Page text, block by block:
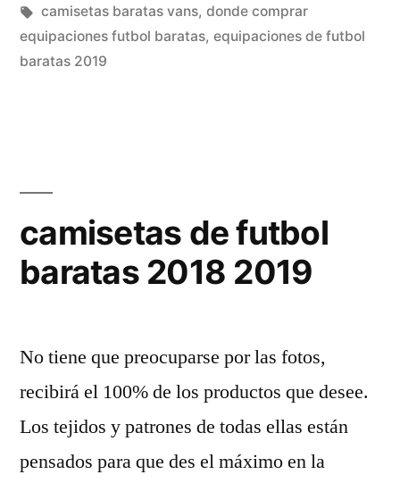
en
Etiquetas:
camisetas baratas vans, donde comprar
equipaciones futbol baratas, equipaciones de futbol
baratas 2019
camisetas de futbol
baratas 2018 2019
No tiene que preocuparse por las fotos,
recibirá el 100% de los productos que desee.
Los tejidos y patrones de todas ellas están
pensados para que des el máximo en la